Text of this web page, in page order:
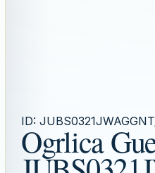
ID:
Ogrlica